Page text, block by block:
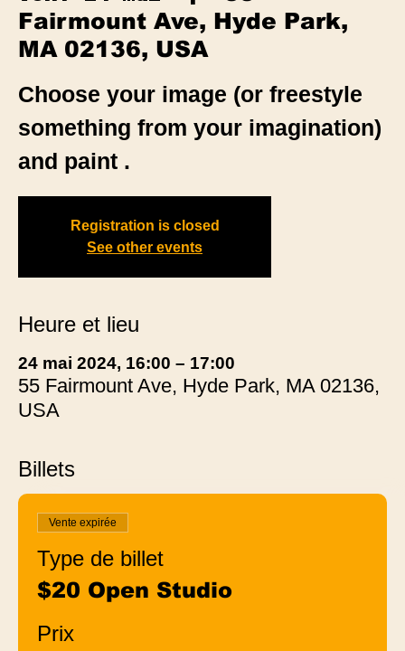
Fairmount Ave, Hyde Park,
MA 02136, USA
Choose your image (or freestyle
something from your imagination)
and paint .
Registration is closed
See other events
Heure et lieu
24 mai 2024, 16:00 – 17:00
55 Fairmount Ave, Hyde Park, MA 02136,
USA
Billets
Vente expirée
Type de billet
$20 Open Studio
Prix